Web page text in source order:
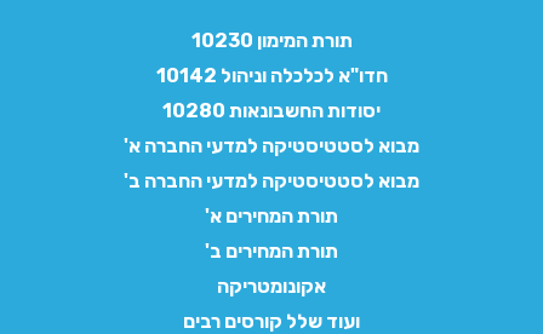
תורת המימון 10230
חדו"א לכלכלה וניהול 10142
יסודות החשבונאות 10280
מבוא לסטטיסטיקה למדעי החברה א'
מבוא לסטטיסטיקה למדעי החברה ב'
תורת המחירים א'
תורת המחירים ב'
אקונומטריקה
ועוד שלל קורסים רבים